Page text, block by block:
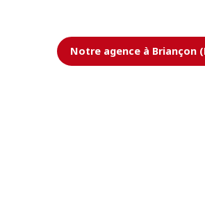
Estimation
Notre agence à Briançon